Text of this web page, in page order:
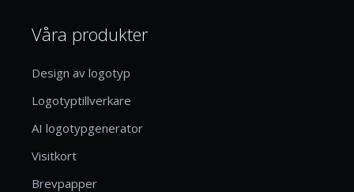
Våra produkter
Design av logotyp
Logotyptillverkare
AI logotypgenerator
Visitkort
Brevpapper